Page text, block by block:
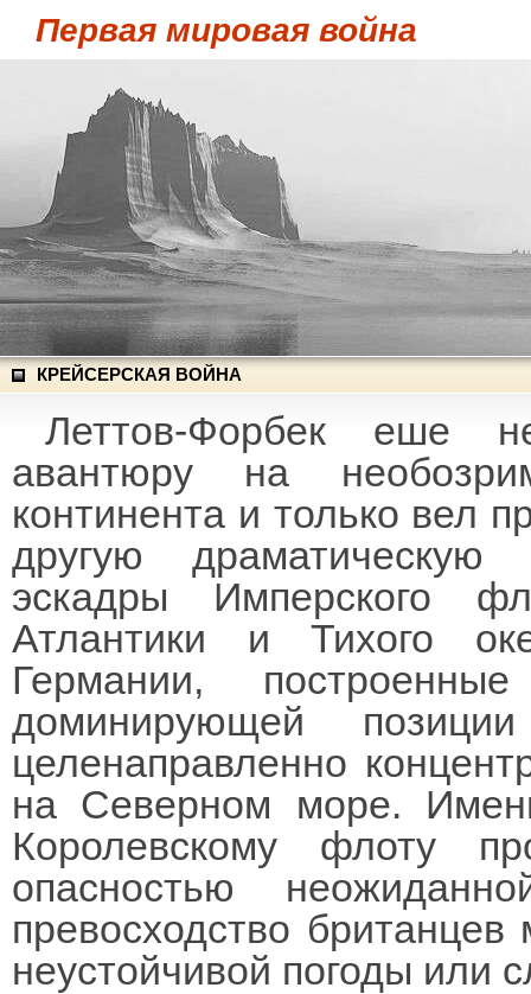
Первая мировая война
КРЕЙСЕРСКАЯ ВОЙНА
Леттов-Форбек еше
авантюру на
континента и только вел
другую
эскадры Имперского
Атлантики и Тихого
Германии,
доминирующей
целенаправленно
на Северном море.
Королевскому флоту
опасностью
превосходство
неустойчивой погоды или